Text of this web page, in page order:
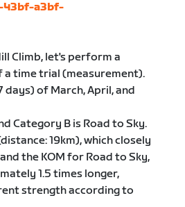
43bf-a3bf-
Climb, let's perform a
a time trial (measurement).
of March, April, and
Category B is Road to Sky.
19km), which closely
the KOM for Road to Sky,
1.5 times longer,
strength according to